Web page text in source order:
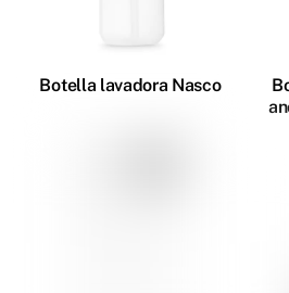
Botella lavadora Nasco